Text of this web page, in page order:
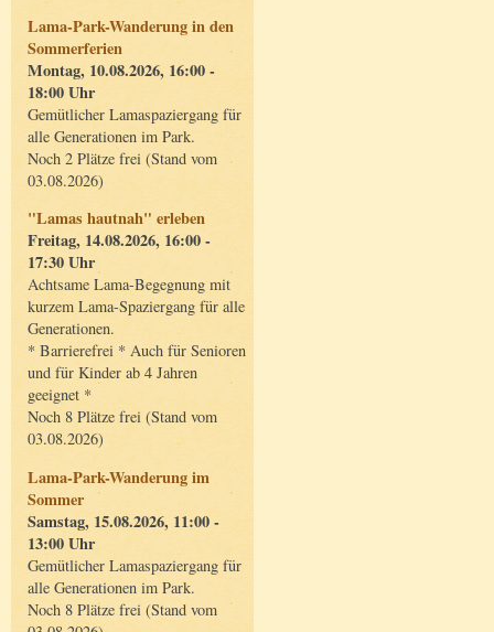
Lama-Park-Wanderung in den
Sommerferien
Montag, 10.08.2026, 16:00 -
18:00 Uhr
Gemütlicher Lamaspaziergang für
alle Generationen im Park.
Noch 2 Plätze frei (Stand vom
03.08.2026)
"Lamas hautnah" erleben
Freitag, 14.08.2026, 16:00 -
17:30 Uhr
Achtsame Lama-Begegnung mit
kurzem Lama-Spaziergang für alle
Generationen.
* Barrierefrei * Auch für Senioren
und für Kinder ab 4 Jahren
geeignet *
Noch 8 Plätze frei (Stand vom
03.08.2026)
Lama-Park-Wanderung im
Sommer
Samstag, 15.08.2026, 11:00 -
13:00 Uhr
Gemütlicher Lamaspaziergang für
alle Generationen im Park.
Noch 8 Plätze frei (Stand vom